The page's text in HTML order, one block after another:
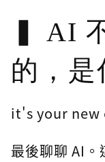
AI
的，是
it's your new
最後聊聊 AI